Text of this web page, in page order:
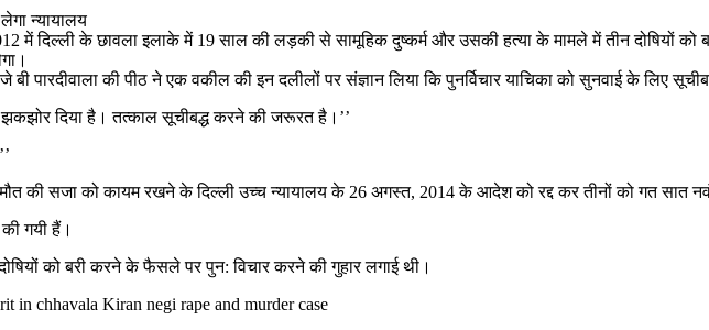
न्यायालय
में दिल्ली के छावला इलाके में 19 साल की लड़की से सामूहिक दुष्कर्म और उसकी हत्या के मामले में तीन
बी पारदीवाला की पीठ ने एक वकील की इन दलीलों पर संज्ञान लिया कि पुनर्विचार याचिका को सुनवाई के लिए
दिया है। तत्काल सूचीबद्ध करने की जरूरत है।’’
मौत की सजा को कायम रखने के दिल्ली उच्च न्यायालय के 26 अगस्त, 2014 के आदेश को रद्द कर तीनों को गत सात
गयी हैं।
को बरी करने के फैसले पर पुन: विचार करने की गुहार लगाई थी।
chhavala Kiran negi rape and murder case